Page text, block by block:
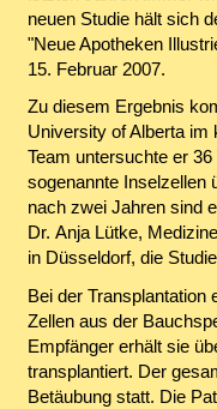
neuen Studie hält sich
"Neue Apotheken
15. Februar 2007.
Zu diesem Ergebnis
University of Albertaim
Team untersuchte er
sogenannte Inselzellen
nach zwei Jahren sind
Dr. Anja Lütke,
in Düsseldorf, die
Bei der Transplantation
Zellen aus der
Empfänger erhält sie
transplantiert. Der
Betäubung statt. Die